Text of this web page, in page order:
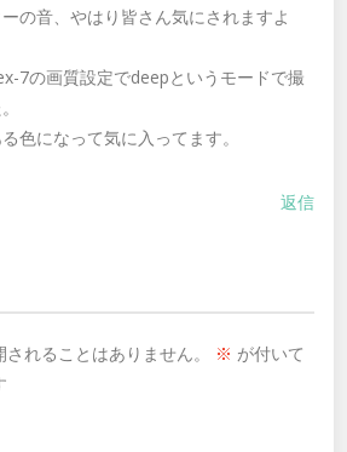
の音、やはり皆さん気にされますよ
7の画質設定でdeepというモードで撮
色になって気に入ってます。
返信
れることはありません。 ※ が付いて